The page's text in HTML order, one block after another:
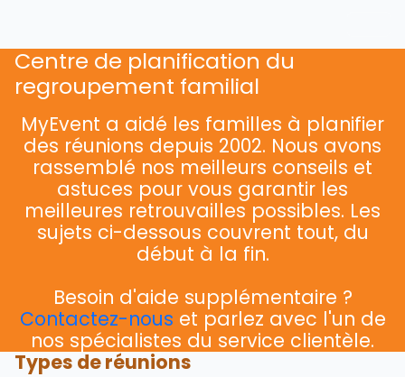
Centre de planification du
regroupement familial
MyEvent a aidé les familles à planifier
des réunions depuis 2002. Nous avons
rassemblé nos meilleurs conseils et
astuces pour vous garantir les
meilleures retrouvailles possibles. Les
sujets ci-dessous couvrent tout, du
début à la fin.
Besoin d'aide supplémentaire ?
Contactez-nous et parlez avec l'un de
nos spécialistes du service clientèle.
Types de réunions